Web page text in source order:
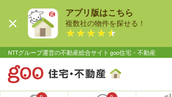
アプリ版はこちら
複数社の物件を探せる！
NTTグループ運営の不動産総合サイト goo住宅・不動産